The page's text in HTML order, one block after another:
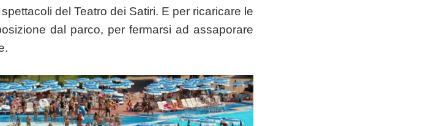
del Teatro dei Satiri. E per ricaricare le
dal parco, per fermarsi ad assaporare